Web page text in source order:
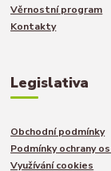
Věrnostní program
Kontakty
Legislativa
Obchodní podmínky
Podmínky ochrany
Využívání cookies